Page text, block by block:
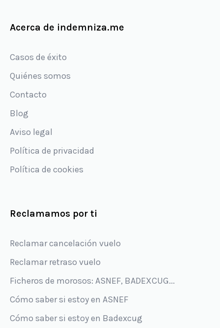
Acerca de indemniza.me
Casos de éxito
Quiénes somos
Contacto
Blog
Aviso legal
Política de privacidad
Política de cookies
Reclamamos por ti
Reclamar cancelación vuelo
Reclamar retraso vuelo
Ficheros de morosos: ASNEF, BADEXCUG...
Cómo saber si estoy en ASNEF
Cómo saber si estoy en Badexcug